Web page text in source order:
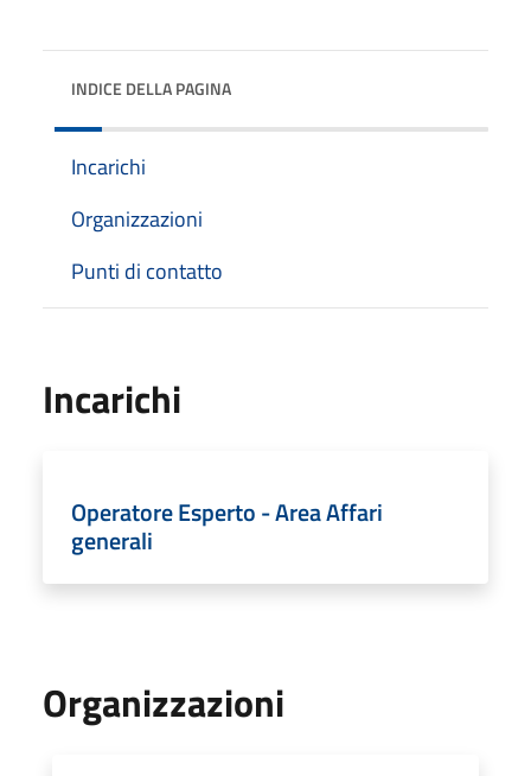
INDICE DELLA PAGINA
Incarichi
Organizzazioni
Punti di contatto
Incarichi
Operatore Esperto - Area Affari
generali
Organizzazioni